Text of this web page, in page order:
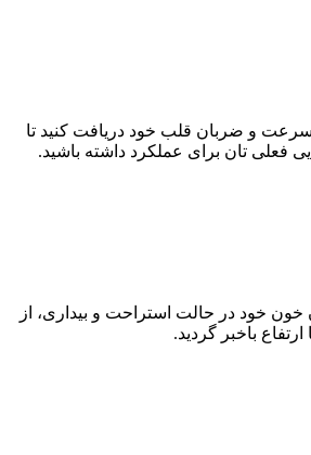
سرعت و ضربان قلب خود دریافت کنید تا
فعلی‌ تان برای عملکرد داشته باشید.
خون خود در حالت استراحت و بیداری، از
باخبر گردید.